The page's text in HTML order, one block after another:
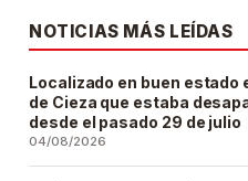
NOTICIAS MÁS LEÍDAS
Localizado en buen estado
de Cieza que estaba
desde el pasado 29 de julio
04/08/2026